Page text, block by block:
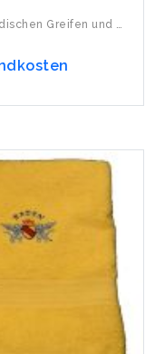
Hochwertiges Handtuch mit unseren badischen Greifen und dem ...